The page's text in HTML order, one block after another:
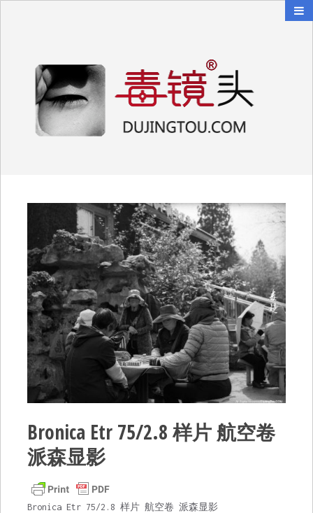
Bronica Etr 75/2.8 样片 航空卷
派森显影
Bronica Etr 75/2.8 样片 航空卷 派森显影